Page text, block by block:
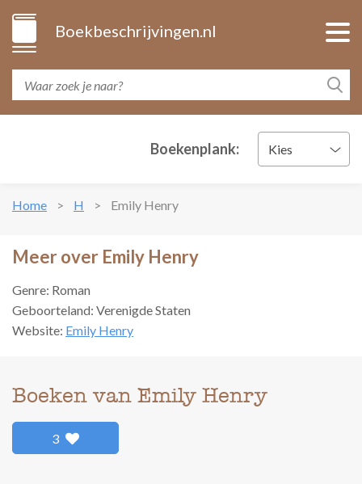
Boekbeschrijvingen.nl
Boekenplank: Kies
Home H Emily Henry
Meer over Emily Henry
Genre: Roman
Geboorteland: Verenigde Staten
Website: Emily Henry
Boeken van Emily Henry
3